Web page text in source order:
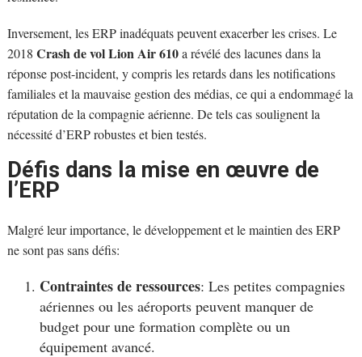
Inversement, les ERP inadéquats peuvent exacerber les crises. Le
2018 Crash de vol Lion Air 610a révélé des lacunes dans la
réponse post-incident, y compris les retards dans les notifications
familiales et la mauvaise gestion des médias, ce qui a endommagé la
réputation de la compagnie aérienne. De tels cas soulignent la
nécessité d’ERP robustes et bien testés.
Défis dans la mise en œuvre de
l’ERP
Malgré leur importance, le développement et le maintien des ERP
ne sont pas sans défis:
Contraintes de ressources: Les petites compagnies
aériennes ou les aéroports peuvent manquer de
budget pour une formation complète ou un
équipement avancé.